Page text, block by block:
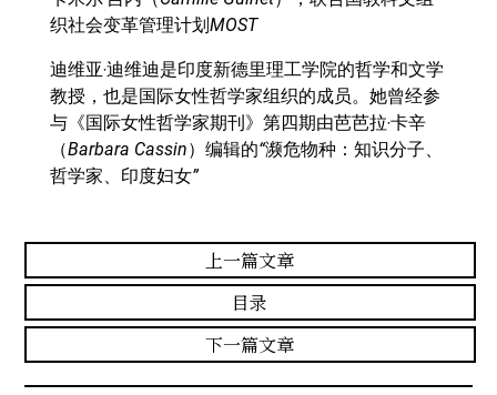
织社会变革管理计划MOST
迪维亚‧迪维迪是印度新德里理工学院的哲学和文学
教授，也是国际女性哲学家组织的成员。她曾经参
与《国际女性哲学家期刊》第四期由芭芭拉‧卡辛
（Barbara Cassin）编辑的“濒危物种：知识分子、
哲学家、印度妇女”
上一篇文章
目录
下一篇文章